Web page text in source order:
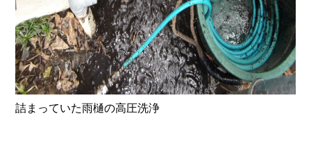
詰まっていた雨樋の高圧洗浄